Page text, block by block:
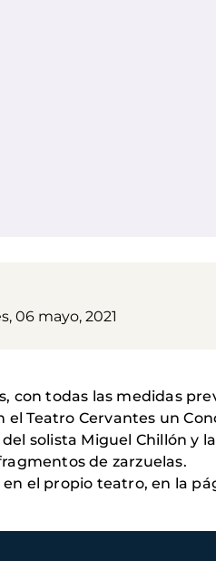
06 mayo, 2021
con todas las medidas
Teatro Cervantes un
solista Miguel Chillón
de zarzuelas.
el propio teatro, en la